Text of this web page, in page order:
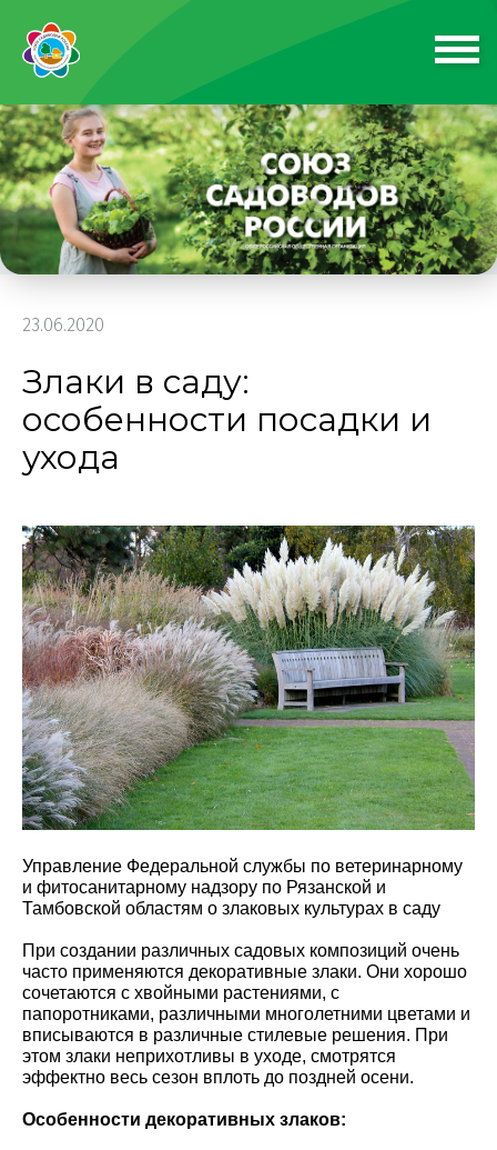
23.06.2020
Злаки в саду:
особенности посадки и
ухода
Управление Федеральной службы по ветеринарному
и фитосанитарному надзору по Рязанской и
Тамбовской областям о злаковых культурах в саду
При создании различных садовых композиций очень
часто применяются декоративные злаки. Они хорошо
сочетаются с хвойными растениями, с
папоротниками, различными многолетними цветами и
вписываются в различные стилевые решения. При
этом злаки неприхотливы в уходе, смотрятся
эффектно весь сезон вплоть до поздней осени.
Особенности декоративных злаков: